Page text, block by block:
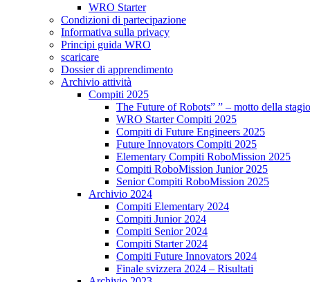
WRO Starter
Condizioni di partecipazione
Informativa sulla privacy
Principi guida WRO
scaricare
Dossier di apprendimento
Archivio attività
Compiti 2025
The Future of Robots” ” – motto della
WRO Starter Compiti 2025
Compiti di Future Engineers 2025
Future Innovators Compiti 2025
Elementary Compiti RoboMission 2025
Compiti RoboMission Junior 2025
Senior Compiti RoboMission 2025
Archivio 2024
Compiti Elementary 2024
Compiti Junior 2024
Compiti Senior 2024
Compiti Starter 2024
Compiti Future Innovators 2024
Finale svizzera 2024 – Risultati